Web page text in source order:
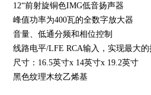
12“前射旋铜色IMG低音扬声器
峰值功率为400瓦的全数字放大器
音量、低通分频和相位控制
线路电平/LFE RCA输入，实现最大
尺寸：16.5英寸x 14英寸x 19.2英寸
黑色纹理木纹乙烯基